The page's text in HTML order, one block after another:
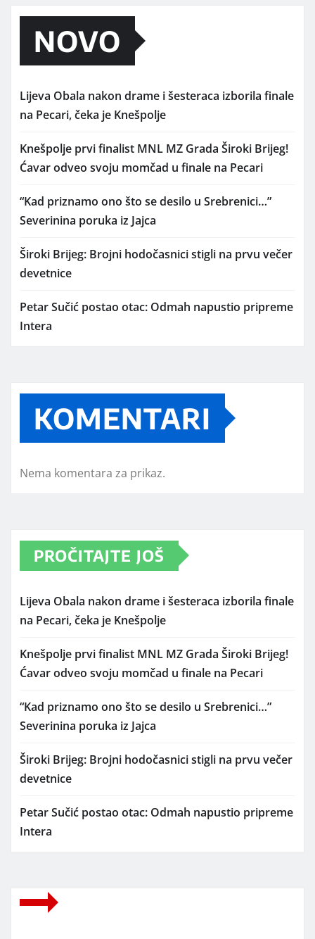
NOVO
Lijeva Obala nakon drame i šesteraca izborila finale
na Pecari, čeka je Knešpolje
Knešpolje prvi finalist MNL MZ Grada Široki Brijeg!
Ćavar odveo svoju momčad u finale na Pecari
“Kad priznamo ono što se desilo u Srebrenici…”
Severinina poruka iz Jajca
Široki Brijeg: Brojni hodočasnici stigli na prvu večer
devetnice
Petar Sučić postao otac: Odmah napustio pripreme
Intera
KOMENTARI
Nema komentara za prikaz.
PROČITAJTE JOŠ
Lijeva Obala nakon drame i šesteraca izborila finale
na Pecari, čeka je Knešpolje
Knešpolje prvi finalist MNL MZ Grada Široki Brijeg!
Ćavar odveo svoju momčad u finale na Pecari
“Kad priznamo ono što se desilo u Srebrenici…”
Severinina poruka iz Jajca
Široki Brijeg: Brojni hodočasnici stigli na prvu večer
devetnice
Petar Sučić postao otac: Odmah napustio pripreme
Intera